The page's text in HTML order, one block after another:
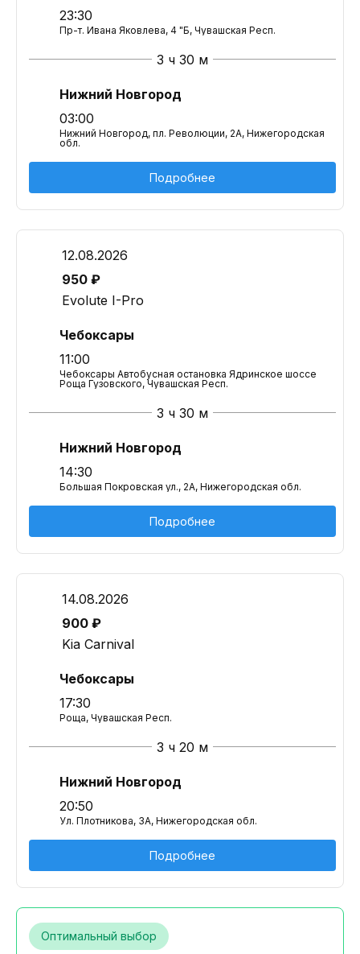
23:30
Пр-т. Ивана Яковлева, 4 "Б, Чувашская Респ.
3 ч 30 м
Нижний Новгород
03:00
Нижний Новгород, пл. Революции, 2А, Нижегородская
обл.
Подробнее
12.08.2026
950 ₽
Evolute I-Pro
Чебоксары
11:00
Чебоксары Автобусная остановка Ядринское шоссе
Роща Гузовского, Чувашская Респ.
3 ч 30 м
Нижний Новгород
14:30
Большая Покровская ул., 2А, Нижегородская обл.
Подробнее
14.08.2026
900 ₽
Kia Carnival
Чебоксары
17:30
Роща, Чувашская Респ.
3 ч 20 м
Нижний Новгород
20:50
Ул. Плотникова, 3А, Нижегородская обл.
Подробнее
Оптимальный выбор